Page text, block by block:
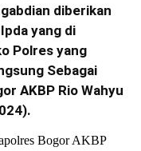
diberikan
yang di
Polres yang
Sebagai
AKBP Rio Wahyu
Bogor AKBP